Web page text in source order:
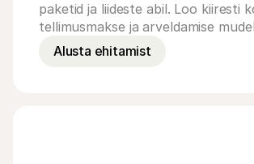
paketid ja liideste abil. Loo kiiresti
tellimusmakse ja arveldamise
Alusta ehitamist